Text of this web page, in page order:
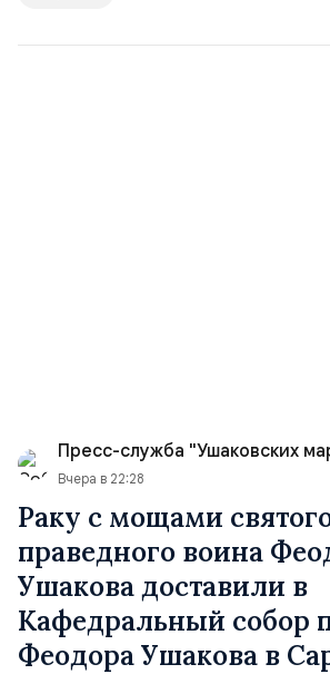
Пресс-служба "Ушаковских
Вчера в 22:28
Раку с мощами
праведного воина
Ушакова доставили в
Кафедральный собор
Феодора Ушакова в